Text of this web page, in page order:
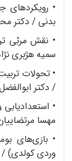
•
بدنی / دکتر
• نقش مربّی
سمیه هژبری
• تحولات
/ دکتر
•
مهسا
• بازی‌های
وردی کولدی)